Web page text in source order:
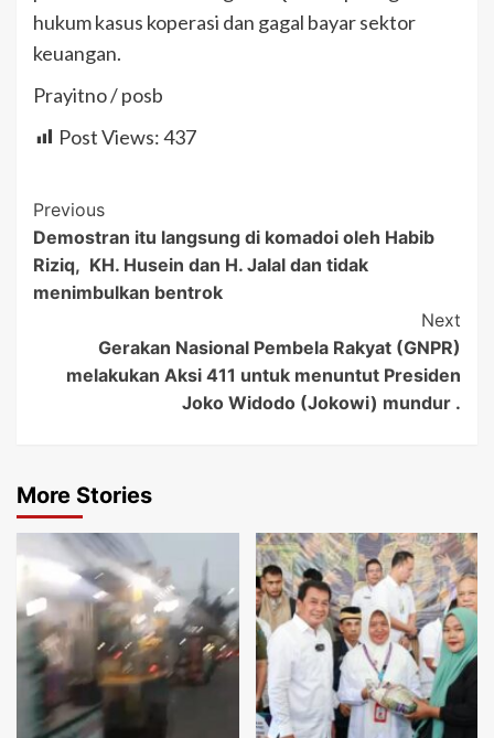
hukum kasus koperasi dan gagal bayar sektor
keuangan.
Prayitno / posb
Post Views:437
Post
Navigation
Previous
Demostran itu langsung di komadoi oleh Habib
Riziq, KH. Husein dan H. Jalal dan tidak
menimbulkan bentrok
Next
Gerakan Nasional Pembela Rakyat (GNPR)
melakukan Aksi 411 untuk menuntut Presiden
Joko Widodo (Jokowi) mundur .
More Stories